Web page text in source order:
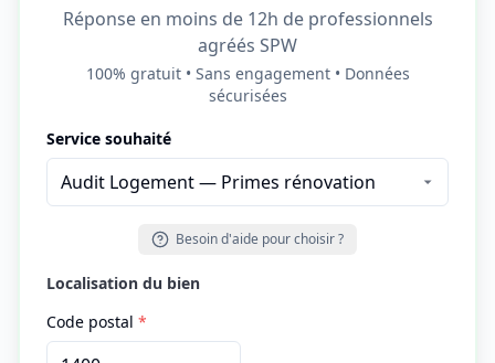
Réponse en moins de 12h de professionnels
agréés SPW
100% gratuit • Sans engagement • Données
sécurisées
Service souhaité
Besoin d'aide pour choisir ?
Localisation du bien
Code postal *